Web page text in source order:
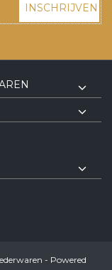
INSCHRIJVEN
- Powered